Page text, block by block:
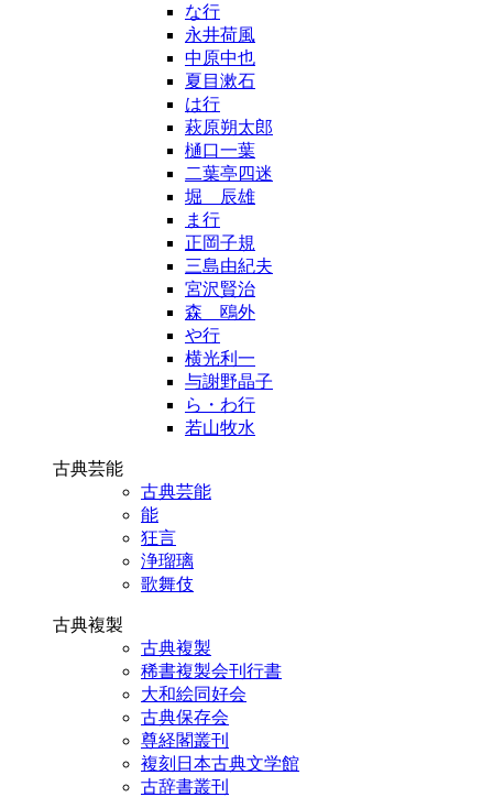
な行
永井荷風
中原中也
夏目漱石
は行
萩原朔太郎
樋口一葉
二葉亭四迷
堀 辰雄
ま行
正岡子規
三島由紀夫
宮沢賢治
森 鴎外
や行
横光利一
与謝野晶子
ら・わ行
若山牧水
古典芸能
古典芸能
能
狂言
浄瑠璃
歌舞伎
古典複製
古典複製
稀書複製会刊行書
大和絵同好会
古典保存会
尊経閣叢刊
複刻日本古典文学館
古辞書叢刊